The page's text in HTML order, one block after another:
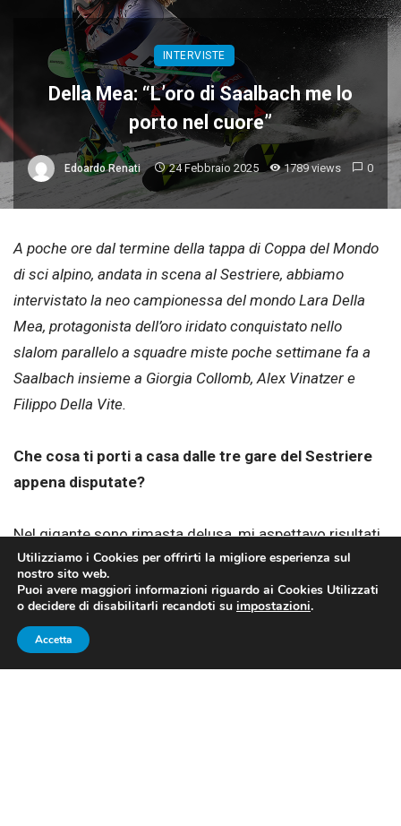
INTERVISTE
Della Mea: “L’oro di Saalbach me lo
porto nel cuore”
Edoardo Renati 24 Febbraio 2025 1789 views 0
A poche ore dal termine della tappa di Coppa del Mondo
di sci alpino, andata in scena al Sestriere, abbiamo
intervistato la neo campionessa del mondo Lara Della
Mea, protagonista dell’oro iridato conquistato nello
slalom parallelo a squadre miste poche settimane fa a
Saalbach insieme a Giorgia Collomb, Alex Vinatzer e
Filippo Della Vite.
Che cosa ti porti a casa dalle tre gare del Sestriere
appena disputate?
Nel gigante sono rimasta delusa, mi aspettavo risultati
diversi ma, d’altra parte, si sa che lo sci è uno sport
molto variabile. In ogni caso, continuerò ad allenarmi
per farmi trovare pronta nelle prossime occasioni. Nello
slalom, invece, ho avuto una buona sciata, peccato per il
Utilizziamo i Cookies per offrirti la migliore esperienza sul
nostro sito web.
Puoi avere maggiori informazioni riguardo ai Cookies Utilizzati
o decidere di disabilitarli recandoti su impostazioni.
Accetta